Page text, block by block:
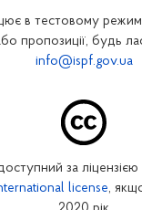
відділення
в тестовому
пропозиції, будь
info@ispf.gov.ua
за ліцензією
license,